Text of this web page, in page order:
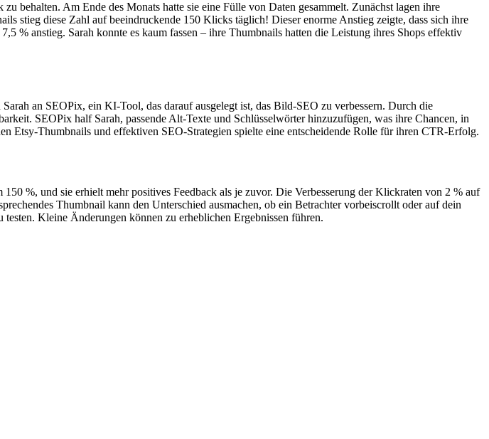
behalten. Am Ende des Monats hatte sie eine Fülle von Daten gesammelt. Zunächst lagen ihre
stieg diese Zahl auf beeindruckende 150 Klicks täglich! Dieser enorme Anstieg zeigte, dass sich ihre
% anstieg. Sarah konnte es kaum fassen – ihre Thumbnails hatten die Leistung ihres Shops effektiv
an SEOPix, ein KI-Tool, das darauf ausgelegt ist, das Bild-SEO zu verbessern. Durch die
SEOPix half Sarah, passende Alt-Texte und Schlüsselwörter hinzuzufügen, was ihre Chancen, in
Etsy-Thumbnails und effektiven SEO-Strategien spielte eine entscheidende Rolle für ihren CTR-Erfolg.
%, und sie erhielt mehr positives Feedback als je zuvor. Die Verbesserung der Klickraten von 2 % auf
Thumbnail kann den Unterschied ausmachen, ob ein Betrachter vorbeiscrollt oder auf dein
Kleine Änderungen können zu erheblichen Ergebnissen führen.